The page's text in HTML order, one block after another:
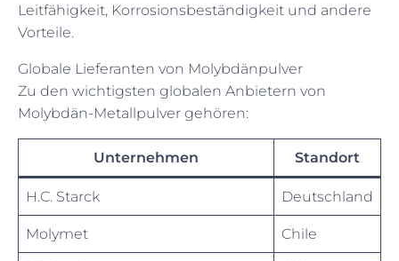
Leitfähigkeit, Korrosionsbeständigkeit und andere
Vorteile.
Globale Lieferanten von Molybdänpulver
Zu den wichtigsten globalen Anbietern von
Molybdän-Metallpulver gehören:
Unternehmen Standort
H.C. Starck Deutschland
Molymet Chile